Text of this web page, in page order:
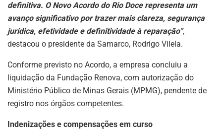
definitiva. O Novo Acordo do Rio Doce representa um
avanço significativo por trazer mais clareza, segurança
jurídica, efetividade e definitividade à reparação”,
destacou o presidente da Samarco, Rodrigo Vilela.
Conforme previsto no Acordo, a empresa concluiu a
liquidação da Fundação Renova, com autorização do
Ministério Público de Minas Gerais (MPMG), pendente de
registro nos órgãos competentes.
Indenizações e compensações em curso